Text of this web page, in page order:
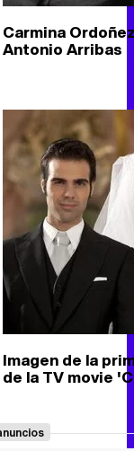
Carmina
Antonio Arribas
Imagen de la
de la TV movie